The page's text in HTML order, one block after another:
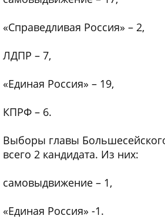
«Справедливая Россия» – 2,
ЛДПР – 7,
«Единая Россия» – 19,
КПРФ – 6.
Выборы главы
всего 2 кандидата. Из них:
самовыдвижение – 1,
«Единая Россия» -1.